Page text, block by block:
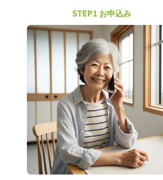
STEP1 お申込み